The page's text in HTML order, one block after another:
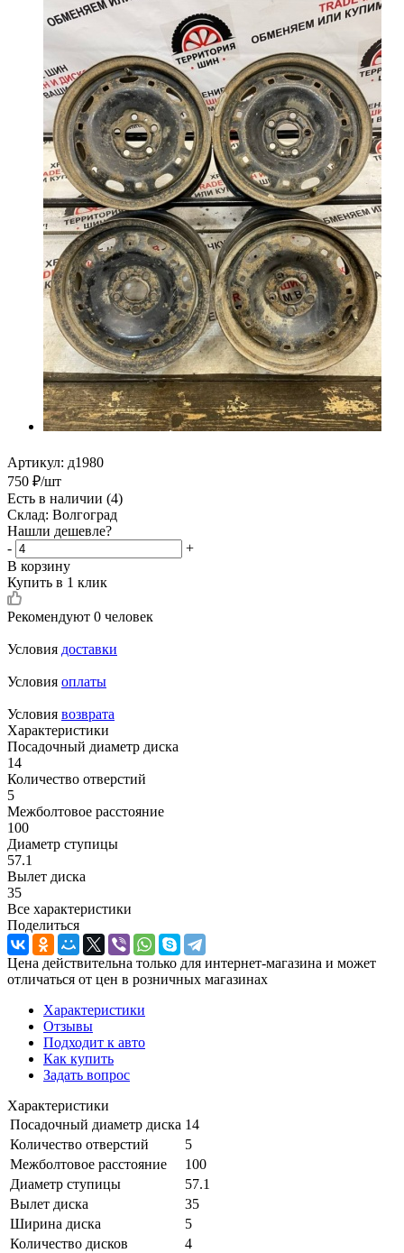
Артикул: д1980
750 ₽/шт
Есть в наличии (4)
Склад: Волгоград
Нашли дешевле?
-
+
В корзину
Купить в 1 клик
Рекомендуют 0 человек
Условия доставки
Условия оплаты
Условия возврата
Характеристики
Посадочный диаметр диска
14
Количество отверстий
5
Межболтовое расстояние
100
Диаметр ступицы
57.1
Вылет диска
35
Все характеристики
Поделиться
Цена действительна только для интернет-магазина и может
отличаться от цен в розничных магазинах
Характеристики
Отзывы
Подходит к авто
Как купить
Задать вопрос
Характеристики
Посадочный диаметр диска 14
Количество отверстий
5
Межболтовое расстояние
100
Диаметр ступицы
57.1
Вылет диска
35
Ширина диска
5
Количество дисков
4